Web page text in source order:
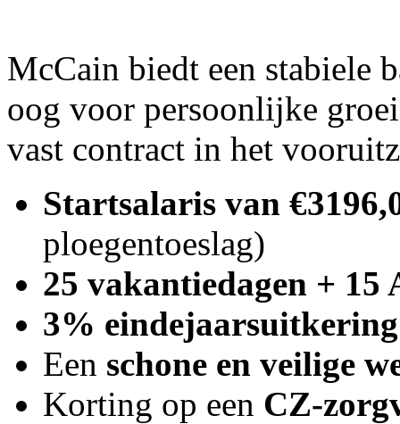
McCain biedt een stabiele
oog voor persoonlijke
vast contract in het
Startsalaris van
ploegentoeslag)
25 vakantiedagen + 15
3% eindejaarsuitkering
Een schone en veilige
Korting op een